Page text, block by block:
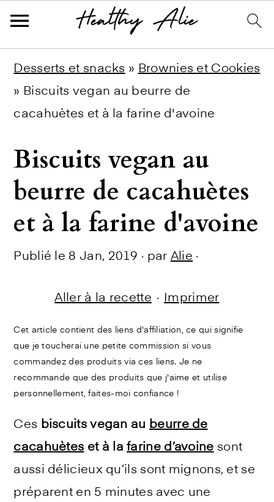
primary
primary
Desserts et snacks » Brownies et Cookies
» Biscuits vegan au beurre de
cacahuètes et à la farine d'avoine
Biscuits vegan au
beurre de cacahuètes
et à la farine d'avoine
Publié le 8 Jan, 2019 · par Alie ·
Aller à la recette · Imprimer
Cet article contient des liens d'affiliation, ce qui signifie
que je toucherai une petite commission si vous
commandez des produits via ces liens. Je ne
recommande que des produits que j'aime et utilise
personnellement, faites-moi confiance !
Ces biscuits vegan au beurre de
cacahuètes et à lafarine d’avoine sont
aussi délicieux qu’ils sont mignons, et se
préparent en 5 minutes avec une